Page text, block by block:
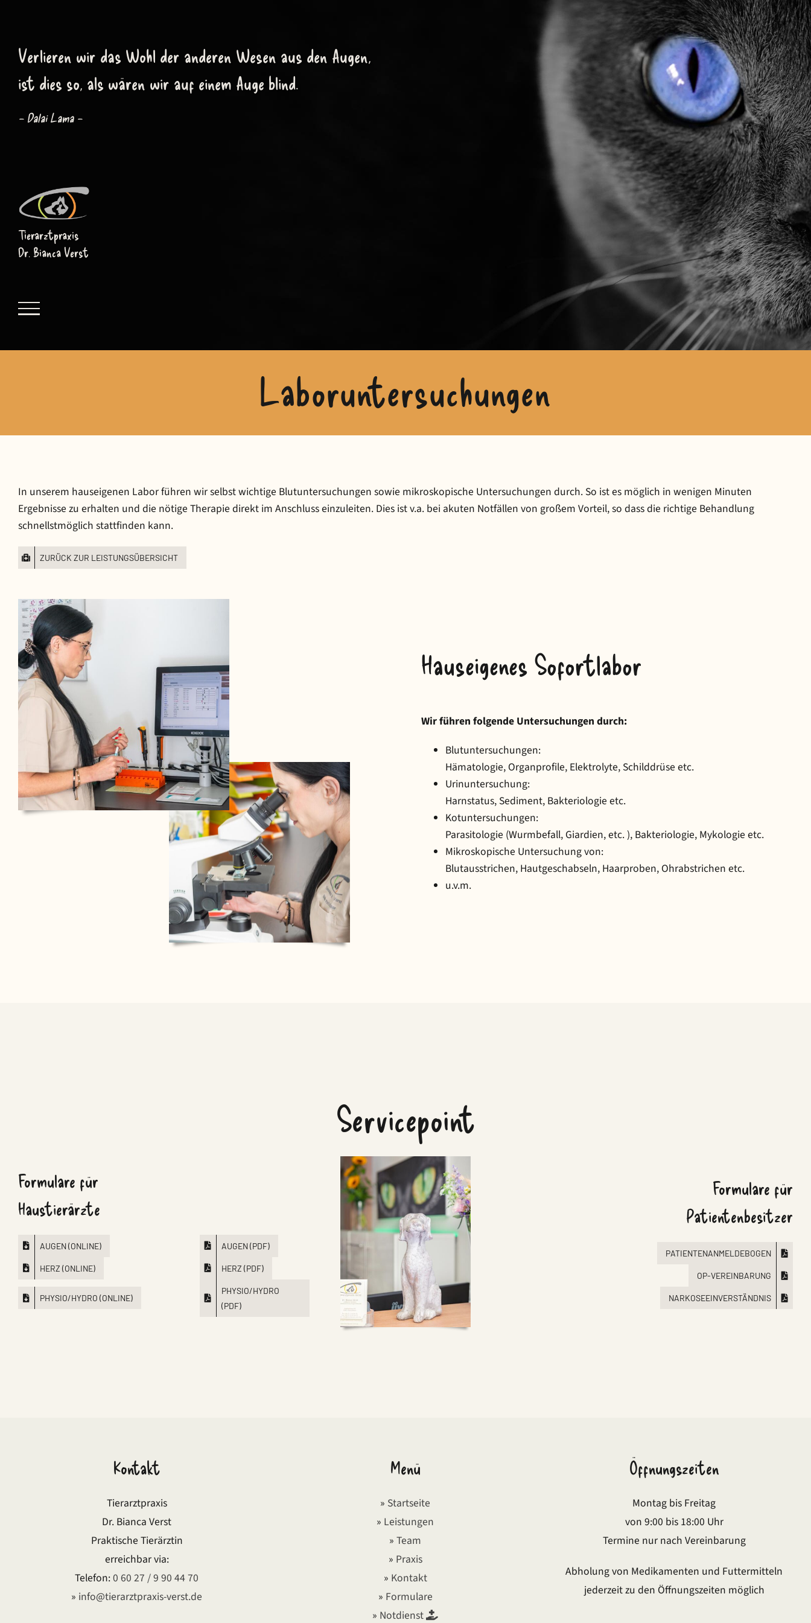
Verlieren wir das Wohl der anderen Wesen aus den Augen,
ist dies so, als wären wir auf einem Auge blind.
– Dalai Lama –
Tierarztpraxis
Dr. Bianca Verst
Laboruntersuchungen
In unserem hauseigenen Labor führen wir selbst wichtige Blutuntersuchungen sowie mikroskopische Untersuchungen durch. So ist es möglich in wenigen Minuten
Ergebnisse zu erhalten und die nötige Therapie direkt im Anschluss einzuleiten. Dies ist v.a. bei akuten Notfällen von großem Vorteil, so dass die richtige Behandlung
schnellstmöglich stattfinden kann.
ZURÜCK ZUR LEISTUNGSÜBERSICHT
Hauseigenes Sofortlabor
Wir führen folgende Untersuchungen durch:
Blutuntersuchungen:
Hämatologie, Organprofile, Elektrolyte, Schilddrüse etc.
Urinuntersuchung:
Harnstatus, Sediment, Bakteriologie etc.
Kotuntersuchungen:
Parasitologie (Wurmbefall, Giardien, etc. ), Bakteriologie, Mykologie etc.
Mikroskopische Untersuchung von:
Blutausstrichen, Hautgeschabseln, Haarproben, Ohrabstrichen etc.
u.v.m.
Servicepoint
Formulare für
Haustierärzte
AUGEN (ONLINE) AUGEN (PDF)
HERZ (ONLINE) HERZ (PDF)
PHYSIO/HYDRO (ONLINE)
PHYSIO/HYDRO
(PDF)
Formulare für
Patientenbesitzer
PATIENTENANMELDEBOGEN
OP-VEREINBARUNG
NARKOSEEINVERSTÄNDNIS
Kontakt
Tierarztpraxis
Dr. Bianca Verst
Praktische Tierärztin
erreichbar via:
Telefon:0 60 27 / 9 90 44 70
» info@tierarztpraxis-verst.de
Menü
» Startseite
» Leistungen
»Team
» Praxis
» Kontakt
» Formulare
» Notdienst
Öffnungszeiten
Montag bis Freitag
von 9:00 bis 18:00 Uhr
Termine nur nach Vereinbarung
Abholung von Medikamenten und Futtermitteln
jederzeit zu den Öffnungszeiten möglich